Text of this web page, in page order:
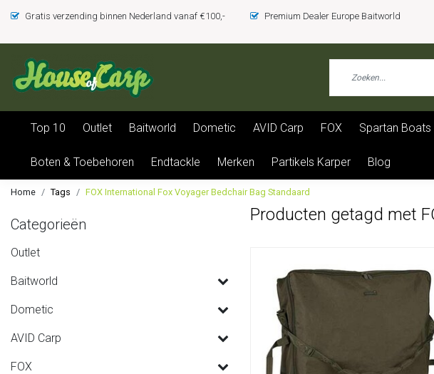
Gratis verzending binnen Nederland vanaf €100,- Premium Dealer Europe Baitworld
Top 10 Outlet Baitworld Dometic AVID Carp FOX Spartan Boats
Boten & Toebehoren Endtackle Merken Partikels Karper Blog
Home Tags FOX International Fox Voyager Bedchair Bag Standaard
Categorieën
Outlet
Baitworld
Dometic
AVID Carp
FOX
Producten getagd met